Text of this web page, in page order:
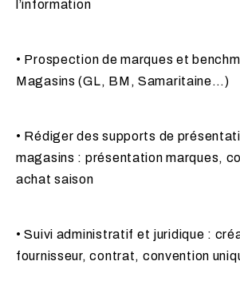
l’information
• Prospection de marques et
Magasins (GL, BM, Samaritaine…)
• Rédiger des supports de
magasins : présentation marques,
achat saison
• Suivi administratif et juridique :
fournisseur, contrat, convention